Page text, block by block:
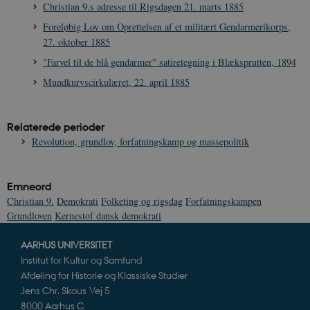
Christian 9.s adresse til Rigsdagen 21. marts 1885
Foreløbig Lov om Oprettelsen af et militært Gendarmerikorps,
27. oktober 1885
"Farvel til de blå gendarmer" satiretegning i Blæksprutten, 1894
Mundkurvscirkulæret, 22. april 1885
Relaterede perioder
Revolution, grundlov, forfatningskamp og massepolitik
Emneord
Christian 9. Demokrati Folketing og rigsdag Forfatningskampen
Grundloven Kernestof dansk demokrati
AARHUS UNIVERSITET
Institut for Kultur og Samfund
Afdeling for Historie og Klassiske Studier
Jens Chr. Skous Vej 5
8000 Aarhus C
Navn
Udbyder / Domæne
be_typo_user
TYPO3 Association
Session
sp_t
Spotify Inc.
.spotify.com